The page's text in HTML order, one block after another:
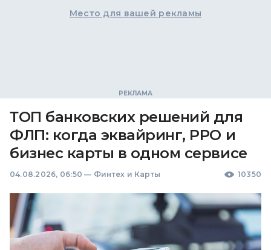
Место для вашей рекламы
ТОП банковских решений для
ФЛП: когда эквайринг, РРО и
бизнес карты в одном сервисе
04.08.2026, 06:50 — Финтех и Карты 10350